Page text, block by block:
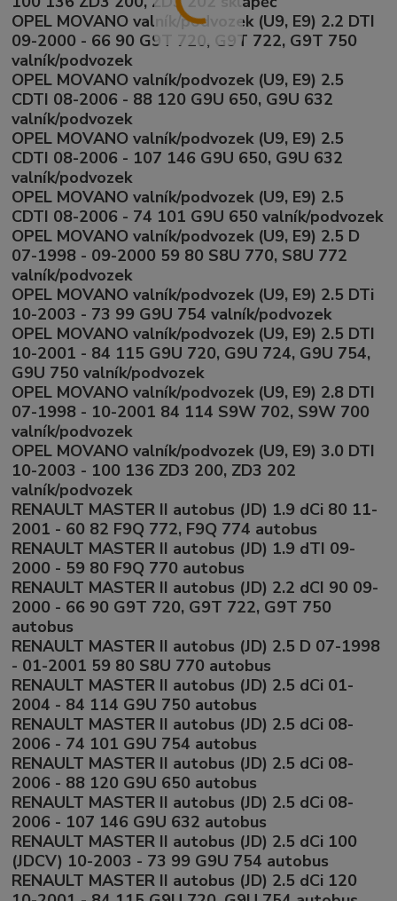
OPEL MOVANO valník/podvozek (U9, E9) 2.2 DTI
09-2000 - 66 90 G9T 720, G9T 722, G9T 750
valník/podvozek
OPEL MOVANO valník/podvozek (U9, E9) 2.5
CDTI 08-2006 - 88 120 G9U 650, G9U 632
valník/podvozek
OPEL MOVANO valník/podvozek (U9, E9) 2.5
CDTI 08-2006 - 107 146 G9U 650, G9U 632
valník/podvozek
OPEL MOVANO valník/podvozek (U9, E9) 2.5
CDTI 08-2006 - 74 101 G9U 650 valník/podvozek
OPEL MOVANO valník/podvozek (U9, E9) 2.5 D
07-1998 - 09-2000 59 80 S8U 770, S8U 772
valník/podvozek
OPEL MOVANO valník/podvozek (U9, E9) 2.5 DTi
10-2003 - 73 99 G9U 754 valník/podvozek
OPEL MOVANO valník/podvozek (U9, E9) 2.5 DTI
10-2001 - 84 115 G9U 720, G9U 724, G9U 754,
G9U 750 valník/podvozek
OPEL MOVANO valník/podvozek (U9, E9) 2.8 DTI
07-1998 - 10-2001 84 114 S9W 702, S9W 700
valník/podvozek
OPEL MOVANO valník/podvozek (U9, E9) 3.0 DTI
10-2003 - 100 136 ZD3 200, ZD3 202
valník/podvozek
RENAULT MASTER II autobus (JD) 1.9 dCi 80 11-
2001 - 60 82 F9Q 772, F9Q 774 autobus
RENAULT MASTER II autobus (JD) 1.9 dTI 09-
2000 - 59 80 F9Q 770 autobus
RENAULT MASTER II autobus (JD) 2.2 dCI 90 09-
2000 - 66 90 G9T 720, G9T 722, G9T 750
autobus
RENAULT MASTER II autobus (JD) 2.5 D 07-1998
- 01-2001 59 80 S8U 770 autobus
RENAULT MASTER II autobus (JD) 2.5 dCi 01-
2004 - 84 114 G9U 750 autobus
RENAULT MASTER II autobus (JD) 2.5 dCi 08-
2006 - 74 101 G9U 754 autobus
RENAULT MASTER II autobus (JD) 2.5 dCi 08-
2006 - 88 120 G9U 650 autobus
RENAULT MASTER II autobus (JD) 2.5 dCi 08-
2006 - 107 146 G9U 632 autobus
RENAULT MASTER II autobus (JD) 2.5 dCi 100
(JDCV) 10-2003 - 73 99 G9U 754 autobus
RENAULT MASTER II autobus (JD) 2.5 dCi 120